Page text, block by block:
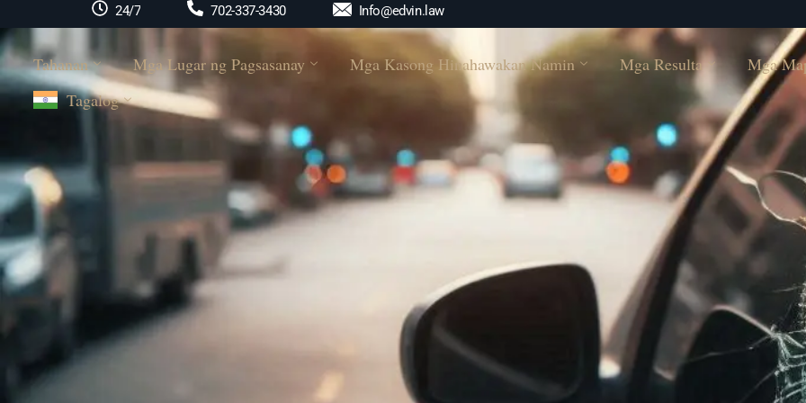
24/7 702-337-3430 Info@edvin.law
Tahanan Mga Lugar ng Pagsasanay Mga Kasong Hinahawakan Namin Mga Resulta Mga
Tagalog